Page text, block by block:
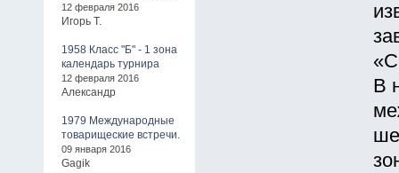
12 февраля 2016
Игорь Т.
1958 Класс "Б" - 1 зона
календарь турнира
12 февраля 2016
Александр
1979 Международные
товарищеские встречи.
09 января 2016
Gagik
В